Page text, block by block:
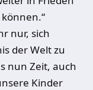
nur, sich
der Welt zu
nun Zeit, auch
Kinder